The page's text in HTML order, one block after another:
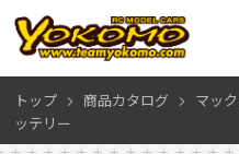
トップ 商品カタログ
マッ
ッテリー